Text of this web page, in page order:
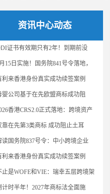
资讯中心动态
证书有效期只有2年！到期前没
15日实施！国务院841号令落地，
利来香港身份真实成功续签案例
婴公司基于在先欧盟商标成功阻
香港CRS2.0正式落地：跨境资产
靠在先第3类商标 成功阻止土耳
读国务院837号令：中小跨境企业
利来香港身份真实成功续签案例
止是WOFE和VIE：瑞幸五层跨境架
计时半年！2027年商标法全面施